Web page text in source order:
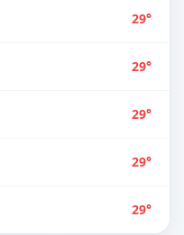
29°
29°
29°
29°
29°